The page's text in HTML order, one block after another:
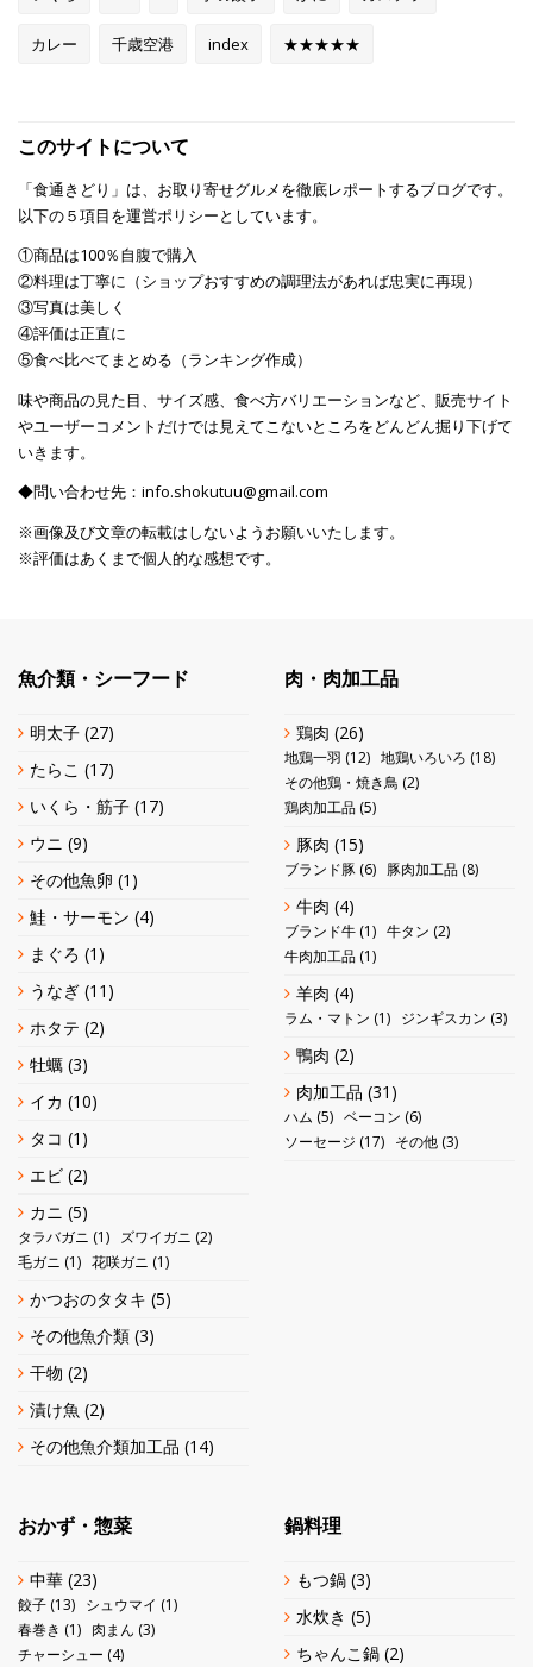
カレー 千歳空港 index ★★★★★
このサイトについて
「食通きどり」は、お取り寄せグルメを徹底レポートするブログです。
以下の５項目を運営ポリシーとしています。
①商品は100％自腹で購入
②料理は丁寧に（ショップおすすめの調理法があれば忠実に再現）
③写真は美しく
④評価は正直に
⑤食べ比べてまとめる（ランキング作成）
味や商品の見た目、サイズ感、食べ方バリエーションなど、販売サイト
やユーザーコメントだけでは見えてこないところをどんどん掘り下げて
いきます。
◆問い合わせ先：info.shokutuu@gmail.com
※画像及び文章の転載はしないようお願いいたします。
※評価はあくまで個人的な感想です。
魚介類・シーフード
明太子 (27)
たらこ (17)
いくら・筋子 (17)
ウニ (9)
その他魚卵 (1)
鮭・サーモン (4)
まぐろ (1)
うなぎ (11)
ホタテ (2)
牡蠣 (3)
イカ (10)
タコ (1)
エビ (2)
カニ (5)
タラバガニ (1) ズワイガニ (2)
毛ガニ (1) 花咲ガニ (1)
かつおのタタキ (5)
その他魚介類 (3)
干物 (2)
漬け魚 (2)
その他魚介類加工品 (14)
肉・肉加工品
鶏肉 (26)
地鶏一羽 (12) 地鶏いろいろ (18)
その他鶏・焼き鳥 (2)
鶏肉加工品 (5)
豚肉 (15)
ブランド豚 (6) 豚肉加工品 (8)
牛肉 (4)
ブランド牛 (1) 牛タン (2)
牛肉加工品 (1)
羊肉 (4)
ラム・マトン (1) ジンギスカン (3)
鴨肉 (2)
肉加工品 (31)
ハム (5) ベーコン (6)
ソーセージ (17) その他 (3)
おかず・惣菜
中華 (23)
餃子 (13) シュウマイ (1)
春巻き (1) 肉まん (3)
チャーシュー (4)
鍋料理
もつ鍋 (3)
水炊き (5)
ちゃんこ鍋 (2)